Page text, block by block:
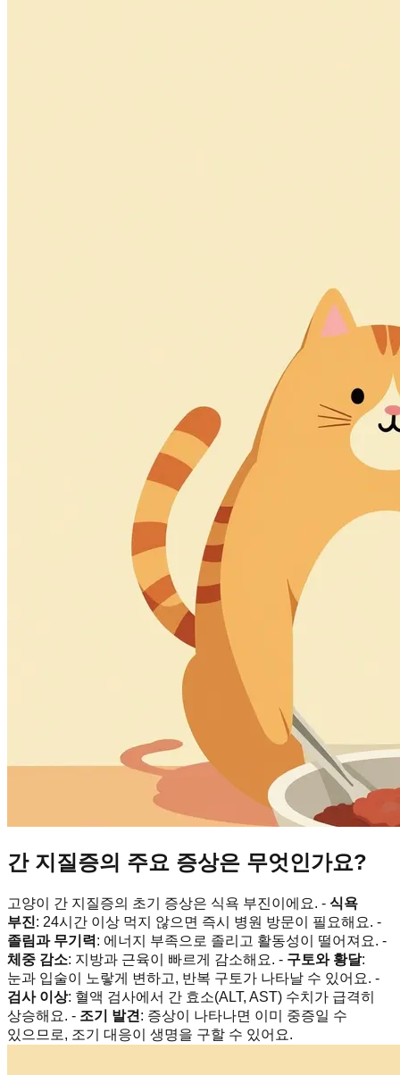
간 지질증의 주요 증상은 무엇인가요?
고양이 간 지질증의 초기 증상은 식욕 부진이에요. - 식욕
부진: 24시간 이상 먹지 않으면 즉시 병원 방문이 필요해요. -
졸림과 무기력: 에너지 부족으로 졸리고 활동성이 떨어져요. -
체중 감소: 지방과 근육이 빠르게 감소해요. - 구토와 황달:
눈과 입술이 노랗게 변하고, 반복 구토가 나타날 수 있어요. -
검사 이상: 혈액 검사에서 간 효소(ALT, AST) 수치가 급격히
상승해요. - 조기 발견 : 증상이 나타나면 이미 중증일 수
있으므로, 조기 대응이 생명을 구할 수 있어요.